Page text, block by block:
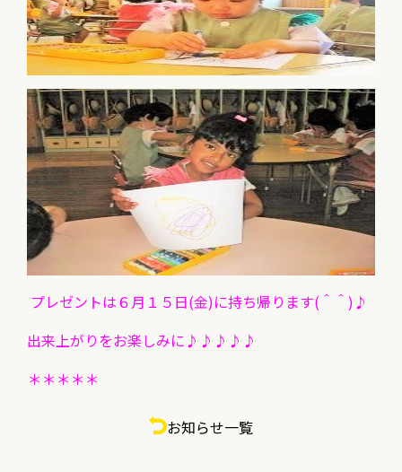
プレゼントは６月１５日(金)に持ち帰ります(＾＾)♪
出来上がりをお楽しみに♪♪♪♪♪
＊＊＊＊＊
お知らせ一覧